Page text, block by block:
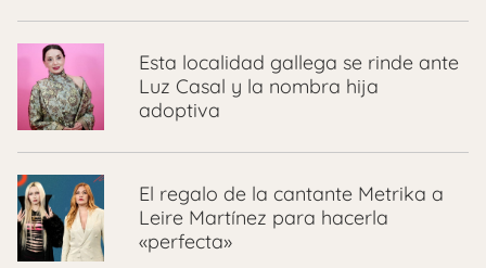
Esta localidad gallega se rinde ante
Luz Casal y la nombra hija
adoptiva
El regalo de la cantante Metrika a
Leire Martínez para hacerla
«perfecta»